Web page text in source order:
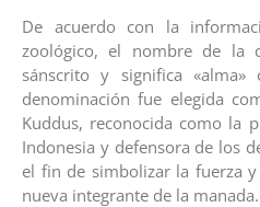
De acuerdo con la
zoológico, el nombre de la
sánscrito y significa «alma»
denominación fue elegida
Kuddus, reconocida como la
Indonesia y defensora de los
el fin de simbolizar la fuerza
nueva integrante de la manada.